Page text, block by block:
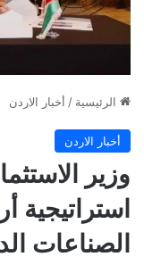
الرئيسية / أخبار الاردن
أخبار الاردن
وزير
استراتيجية
الصناعات